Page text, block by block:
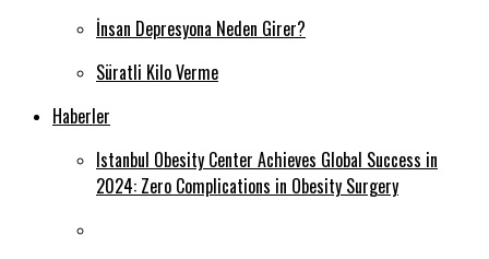
İnsan Depresyona Neden Girer?
Süratli Kilo Verme
Haberler
Istanbul Obesity Center Achieves Global Success in
2024: Zero Complications in Obesity Surgery